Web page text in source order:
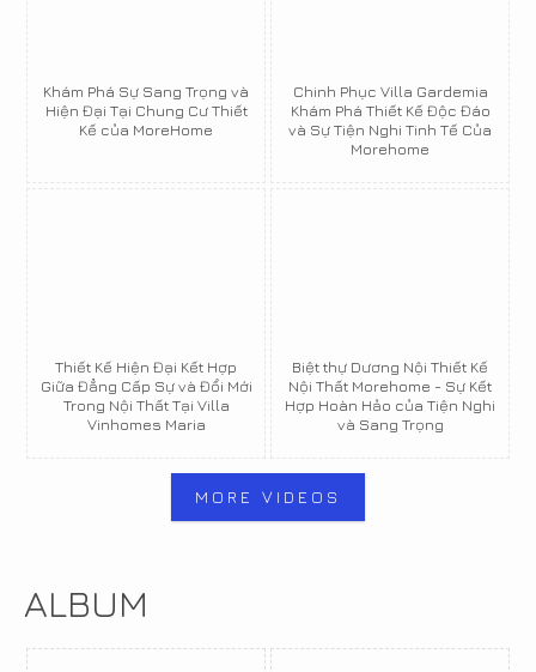
Khám Phá Sự Sang Trọng và
Hiện Đại Tại Chung Cư Thiết
Kế của MoreHome
Chinh Phục Villa Gardemia
Khám Phá Thiết Kế Độc Đáo
và Sự Tiện Nghi Tinh Tế Của
Morehome
Thiết Kế Hiện Đại Kết Hợp
Giữa Đẳng Cấp Sự và Đổi Mới
Trong Nội Thất Tại Villa
Vinhomes Maria
Biệt thự Dương Nội Thiết Kế
Nội Thất Morehome - Sự Kết
Hợp Hoàn Hảo của Tiện Nghi
và Sang Trọng
MORE VIDEOS
ALBUM